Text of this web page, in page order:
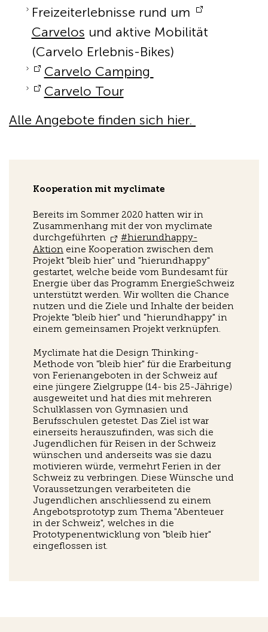
Freizeiterlebnisse rund um
Carvelos und aktive Mobilität
(Carvelo Erlebnis-Bikes)
Carvelo Camping
Carvelo Tour
Alle Angebote finden sich hier.
Kooperation mit myclimate
Bereits im Sommer 2020 hatten wir in
Zusammenhang mit der von myclimate
durchgeführten
#hierundhappy-
Aktion eine Kooperation zwischen dem
Projekt "bleib hier" und "hierundhappy"
gestartet, welche beide vom Bundesamt für
Energie über das Programm EnergieSchweiz
unterstützt werden. Wir wollten die Chance
nutzen und die Ziele und Inhalte der beiden
Projekte "bleib hier" und "hierundhappy" in
einem gemeinsamen Projekt verknüpfen.
Myclimate hat die Design Thinking-
Methode von "bleib hier" für die Erarbeitung
von Ferienangeboten in der Schweiz auf
eine jüngere Zielgruppe (14- bis 25-Jährige)
ausgeweitet und hat dies mit mehreren
Schulklassen von Gymnasien und
Berufsschulen getestet. Das Ziel ist war
einerseits herauszufinden, was sich die
Jugendlichen für Reisen in der Schweiz
wünschen und anderseits was sie dazu
motivieren würde, vermehrt Ferien in der
Schweiz zu verbringen. Diese Wünsche und
Voraussetzungen verarbeiteten die
Jugendlichen anschliessend zu einem
Angebotsprototyp zum Thema "Abenteuer
in der Schweiz", welches in die
Prototypenentwicklung von "bleib hier"
eingeflossen ist.